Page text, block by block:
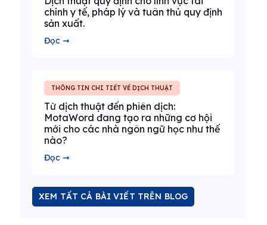
chính y tế, pháp lý và tuân thủ quy định
sản xuất.
Đọc ➞
THÔNG TIN CHI TIẾT VỀ DỊCH THUẬT
Từ dịch thuật đến phiên dịch:
MotaWord đang tạo ra những cơ hội
mới cho các nhà ngôn ngữ học như thế
nào?
Đọc ➞
XEM TẤT CẢ BÀI VIẾT TRÊN BLOG